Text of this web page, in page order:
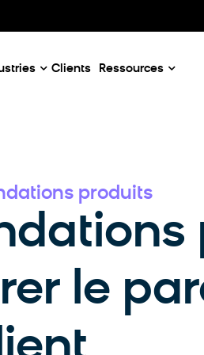
Clients Ressources
Email Use Cases
produits
le